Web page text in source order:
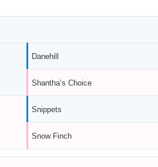
Danehill
Shantha’s Choice
Snippets
Snow Finch